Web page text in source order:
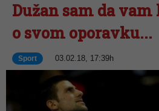
Dužan sam da
o svom oporavku...
Sport 03.02.18, 17:39h